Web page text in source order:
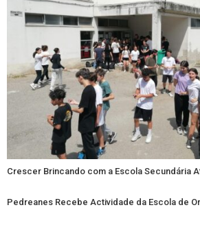
Crescer Brincando com a Escola Secundária
Pedreanes Recebe Actividade da Escola de